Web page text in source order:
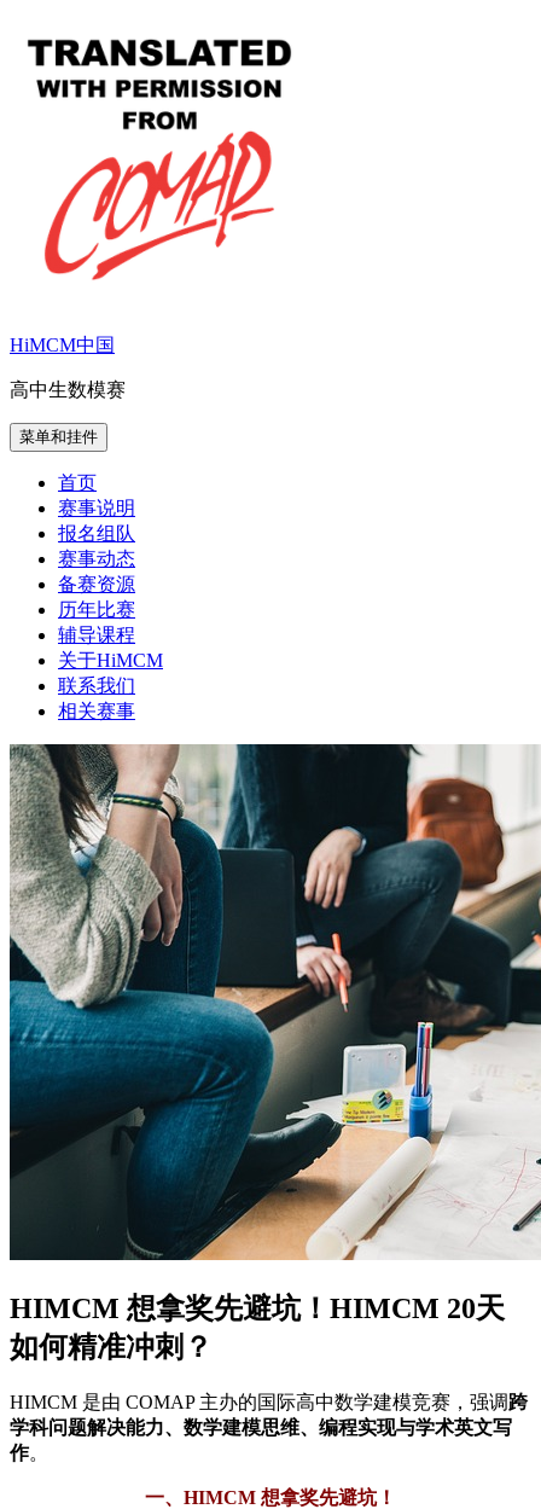
HiMCM中国
高中生数模赛
菜单和挂件
首页
赛事说明
报名组队
赛事动态
备赛资源
历年比赛
辅导课程
关于HiMCM
联系我们
相关赛事
HIMCM 想拿奖先避坑！HIMCM 20天
如何精准冲刺？
HIMCM 是由 COMAP 主办的国际高中数学建模竞赛，强调跨
学科问题解决能力、数学建模思维、编程实现与学术英文写
作。
一、HIMCM 想拿奖先避坑！